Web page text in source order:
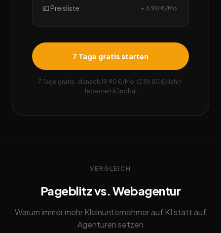
💶 Preisliste + 3,90 €/Mo.
7 Tage gratis starten
7 Tage gratis · danach 19,90 €/Mo. (238,80 €/Jahr) ·
Jederzeit kündbar
VERGLEICH
Pageblitz vs. Webagentur
Warum immer mehr Kleinunternehmer auf KI statt auf
Agenturen setzen